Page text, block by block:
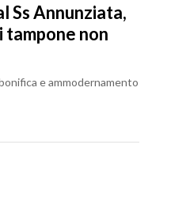
Ss Annunziata,
tampone non
e ammodernamento